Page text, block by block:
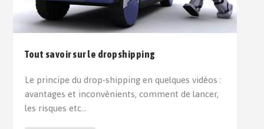
Tout savoir sur le dropshipping
Le principe du drop-shipping en quelques vidéos :
avantages et inconvénients, comment de lancer,
les risques etc…